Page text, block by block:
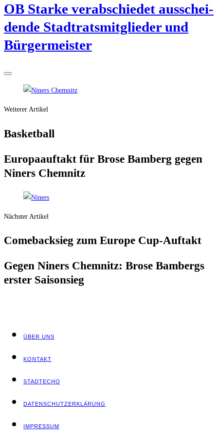
OB Star­ke ver­ab­schie­det aus­schei­
den­de Stadt­rats­mit­glie­der und
Bürgermeister
Weiterer Artikel
Bas­ket­ball
Euro­pa­auf­takt für Bro­se Bam­berg gegen
Niners Chemnitz
Nächster Artikel
Come­back­sieg zum Euro­pe Cup-Auftakt
Gegen Niners Chem­nitz: Bro­se Bam­bergs
ers­ter Saisonsieg
ÜBER UNS
KON­TAKT
STADT­ECHO
DATEN­SCHUTZ­ER­KLÄ­RUNG
IMPRES­SUM